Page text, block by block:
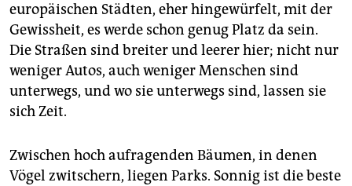
europäischen Städten, eher hingewürfelt, mit der
Gewissheit, es werde schon genug Platz da sein.
Die Straßen sind breiter und leerer hier; nicht nur
weniger Autos, auch weniger Menschen sind
unterwegs, und wo sie unterwegs sind, lassen sie
sich Zeit.
Zwischen hoch aufragenden Bäumen, in denen
Vögel zwitschern, liegen Parks. Sonnig ist die beste